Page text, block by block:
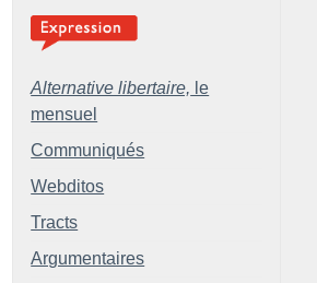
Alternative libertaire, le
mensuel
Communiqués
Webditos
Tracts
Argumentaires